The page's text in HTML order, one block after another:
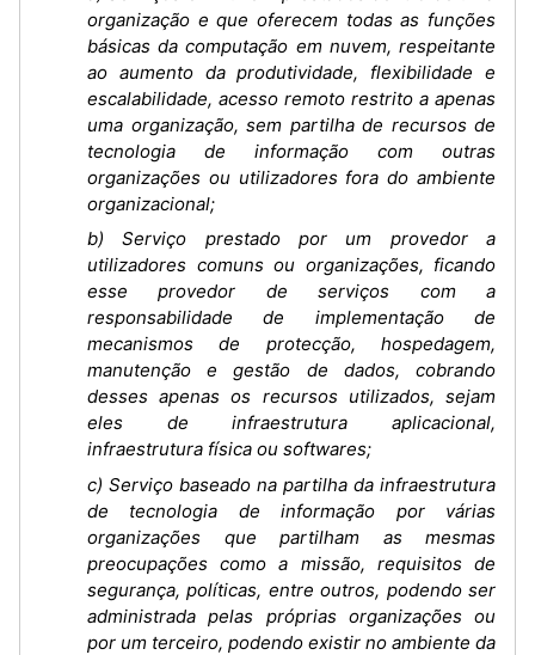
organização e que oferecem todas as funções
básicas da computação em nuvem, respeitante
ao aumento da produtividade, flexibilidade e
escalabilidade, acesso remoto restrito a apenas
uma organização, sem partilha de recursos de
tecnologia de informação com outras
organizações ou utilizadores fora do ambiente
organizacional;
b) Serviço prestado por um provedor a
utilizadores comuns ou organizações, ficando
esse provedor de serviços com a
responsabilidade de implementação de
mecanismos de protecção, hospedagem,
manutenção e gestão de dados, cobrando
desses apenas os recursos utilizados, sejam
eles de infraestrutura aplicacional,
infraestrutura física ou softwares;
c) Serviço baseado na partilha da infraestrutura
de tecnologia de informação por várias
organizações que partilham as mesmas
preocupações como a missão, requisitos de
segurança, políticas, entre outros, podendo ser
administrada pelas próprias organizações ou
por um terceiro, podendo existir no ambiente da